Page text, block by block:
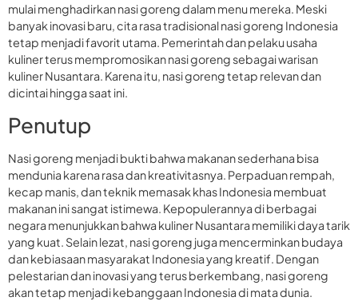
mulai menghadirkan nasi goreng dalam menu mereka. Meski
banyak inovasi baru, cita rasa tradisional nasi goreng Indonesia
tetap menjadi favorit utama. Pemerintah dan pelaku usaha
kuliner terus mempromosikan nasi goreng sebagai warisan
kuliner Nusantara. Karena itu, nasi goreng tetap relevan dan
dicintai hingga saat ini.
Penutup
Nasi goreng menjadi bukti bahwa makanan sederhana bisa
mendunia karena rasa dan kreativitasnya. Perpaduan rempah,
kecap manis, dan teknik memasak khas Indonesia membuat
makanan ini sangat istimewa. Kepopulerannya di berbagai
negara menunjukkan bahwa kuliner Nusantara memiliki daya tarik
yang kuat. Selain lezat, nasi goreng juga mencerminkan budaya
dan kebiasaan masyarakat Indonesia yang kreatif. Dengan
pelestarian dan inovasi yang terus berkembang, nasi goreng
akan tetap menjadi kebanggaan Indonesia di mata dunia.